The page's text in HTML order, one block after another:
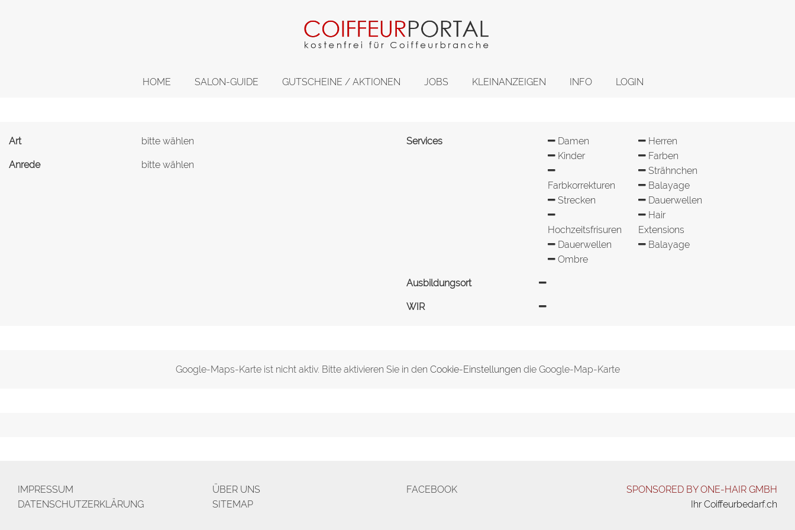
HOME SALON-GUIDE GUTSCHEINE / AKTIONEN JOBS KLEINANZEIGEN INFO LOGIN
Art bitte wählen
Anrede bitte wählen
Services Damen
Herren
Kinder
Farben
Farbkorrekturen
Strähnchen
Balayage
Strecken
Dauerwellen
Hochzeitsfrisuren
Hair
Extensions
Dauerwellen
Balayage
Ombre
Ausbildungsort
WIR
Google-Maps-Karte ist nicht aktiv. Bitte aktivieren Sie in den Cookie-Einstellungen die Google-Map-Karte
IMPRESSUM
DATENSCHUTZERKLÄRUNG
ÜBER UNS
SITEMAP
FACEBOOK
SPONSORED BY ONE-HAIR GMBH
Ihr Coiffeurbedarf.ch